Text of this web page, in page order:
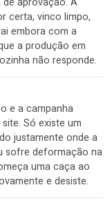
A aprovação
que só uma
o acabamento
ligar
chance. Pedidos
aguardam
O
decisões